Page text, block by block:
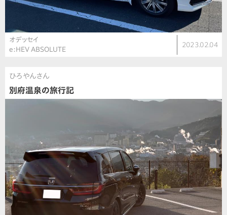
オデッセイ
e:HEV ABSOLUTE
2023.02.04
ひろやんさん
別府温泉の旅行記